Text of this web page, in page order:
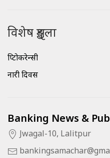
विशेष शृङ्खला
क्रिप्टोकरेन्सी
नारी दिवस
Banking News &
Jwagal-10, Lalitpur